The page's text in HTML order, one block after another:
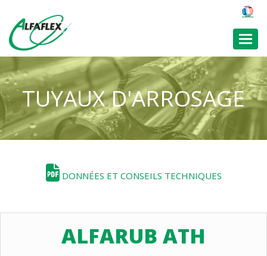
TUYAUX D'ARROSAGE
DONNÉES ET CONSEILS TECHNIQUES
ALFARUB ATH